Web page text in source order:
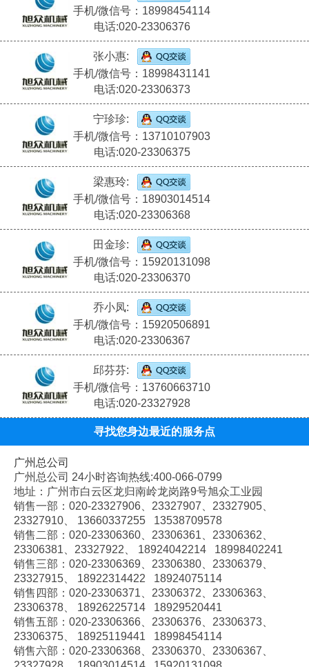
手机/微信号：18998454114
电话:020-23306376
张小惠:
手机/微信号：18998431141
电话:020-23306373
宁珍珍:
手机/微信号：13710107903
电话:020-23306375
梁惠玲:
手机/微信号：18903014514
电话:020-23306368
田金珍:
手机/微信号：15920131098
电话:020-23306370
乔小凤:
手机/微信号：15920506891
电话:020-23306367
邱芬芬:
手机/微信号：13760663710
电话:020-23327928
寻找您身边最近的服务点
广州总公司
广州总公司 24小时咨询热线:400-066-0799
地址：广州市白云区龙归南岭龙岗路9号旭众工业园
销售一部：020-23327906、 23327907、 23327905、
23327910、
13660337255 13538709578
销售二部：020-23306360、 23306361、 23306362、
23306381、 23327922、
18924042214 18998402241
销售三部：020-23306369、 23306380、 23306379、
23327915、
18922314422 18924075114
销售四部：020-23306371、 23306372、 23306363、
23306378、
18926225714 18929520441
销售五部：020-23306366、 23306376、 23306373、
23306375、
18925119441 18998454114
销售六部：020-23306368、 23306370、 23306367、